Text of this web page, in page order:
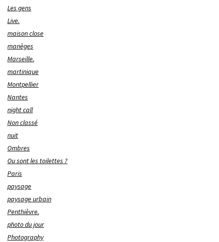
Les gens
Live.
maison close
manèges
Marseille.
martinique
Montpellier
Nantes
night call
Non classé
nuit
Ombres
Ou sont les toilettes ?
Paris
paysage
paysage urbain
Penthièvre.
photo du jour
Photography